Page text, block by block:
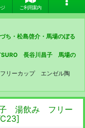
ご利用案内
ち・松島啓介・馬場のぼる
長谷川昌子 馬場の
リーカップ エンゼル陶
湯飲み フリー
]